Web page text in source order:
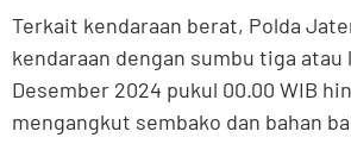
Terkait kendaraan berat, Polda
kendaraan dengan sumbu tiga
Desember 2024 pukul 00.00 WIB
mengangkut sembako dan bahan